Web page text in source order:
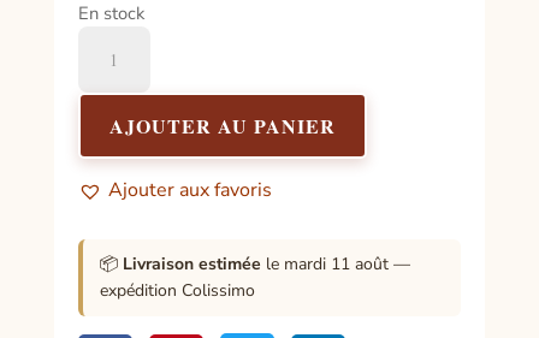
En stock
Médaille
Saint-
Roch
AJOUTER AU PANIER
Ajouter aux favoris
📦 Livraison estimée le mardi 11 août —
expédition Colissimo